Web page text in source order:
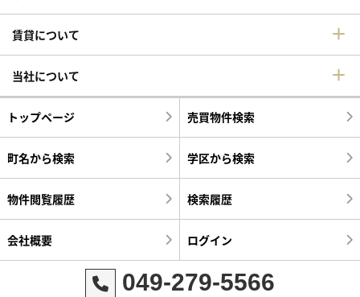
賃貸について
当社について
トップページ 売買物件検索
町名から検索 学区から検索
物件閲覧履歴 検索履歴
会社概要 ログイン
049-279-5566